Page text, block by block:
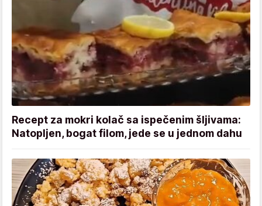
Recept za mokri kolač sa ispečenim šljivama:
Natopljen, bogat filom, jede se u jednom dahu